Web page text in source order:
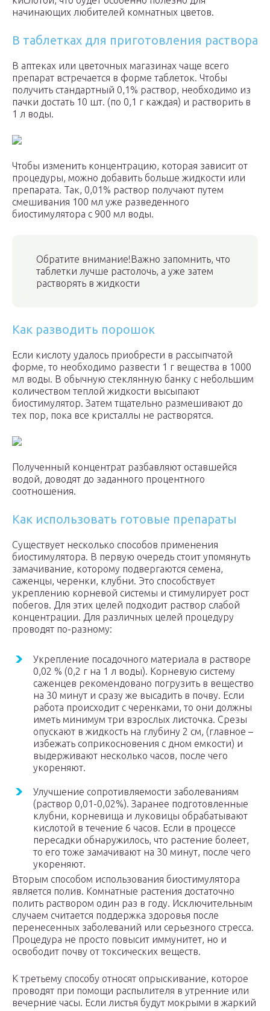
начинающих любителей комнатных цветов.
В таблетках для приготовления раствора
В аптеках или цветочных магазинах чаще всего
препарат встречается в форме таблеток. Чтобы
получить стандартный 0,1% раствор, необходимо из
пачки достать 10 шт. (по 0,1 г каждая) и растворить в
1 л воды.
Чтобы изменить концентрацию, которая зависит от
процедуры, можно добавить больше жидкости или
препарата. Так, 0,01% раствор получают путем
смешивания 100 мл уже разведенного
биостимулятора с 900 мл воды.
Обратите внимание!Важно запомнить, что
таблетки лучше растолочь, а уже затем
растворять в жидкости
Как разводить порошок
Если кислоту удалось приобрести в рассыпчатой
форме, то необходимо развести 1 г вещества в 1000
мл воды. В обычную стеклянную банку с небольшим
количеством теплой жидкости высыпают
биостимулятор. Затем тщательно размешивают до
тех пор, пока все кристаллы не растворятся.
Полученный концентрат разбавляют оставшейся
водой, доводят до заданного процентного
соотношения.
Как использовать готовые препараты
Существует несколько способов применения
биостимулятора. В первую очередь стоит упомянуть
замачивание, которому подвергаются семена,
саженцы, черенки, клубни. Это способствует
укреплению корневой системы и стимулирует рост
побегов. Для этих целей подходит раствор слабой
концентрации. Для различных целей процедуру
проводят по-разному:
Укрепление посадочного материала в растворе
0,02 % (0,2 г на 1 л воды). Корневую систему
саженцев рекомендовано погрузить в вещество
на 30 минут и сразу же высадить в почву. Если
работа происходит с черенками, то они должны
иметь минимум три взрослых листочка. Срезы
опускают в жидкость на глубину 2 см, (главное –
избежать соприкосновения с дном емкости) и
выдерживают несколько часов, после чего
укореняют.
Улучшение сопротивляемости заболеваниям
(раствор 0,01-0,02%). Заранее подготовленные
клубни, корневища и луковицы обрабатывают
кислотой в течение 6 часов. Если в процессе
пересадки обнаружилось, что растение болеет,
то его тоже замачивают на 30 минут, после чего
укореняют.
Вторым способом использования биостимулятора
является полив. Комнатные растения достаточно
полить раствором один раз в году. Исключительным
случаем считается поддержка здоровья после
перенесенных заболеваний или серьезного стресса.
Процедура не просто повысит иммунитет, но и
освободит почву от токсических веществ.
К третьему способу относят опрыскивание, которое
проводят при помощи распылителя в утренние или
вечерние часы. Если листья будут мокрыми в жаркий